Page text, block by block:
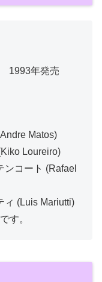
1993年発売
Matos)
Loureiro)
コート (Rafael
(Luis Mariutti)
す。